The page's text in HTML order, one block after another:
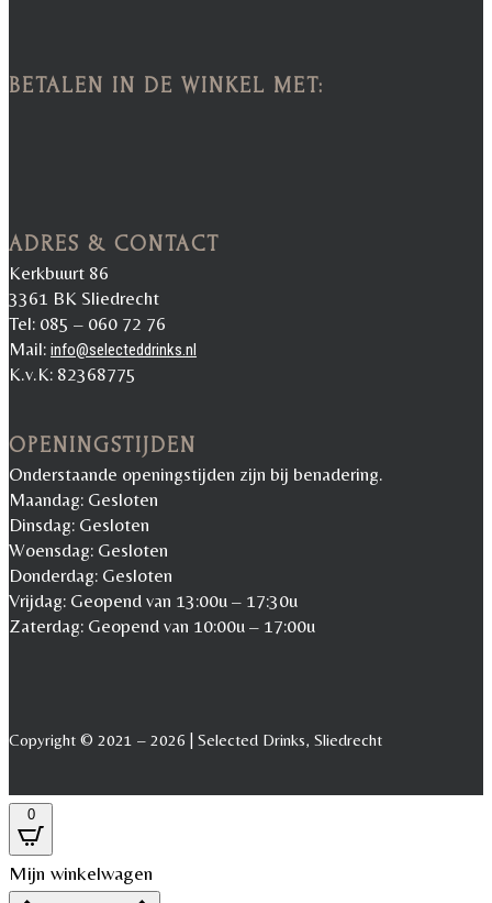
BETALEN IN DE WINKEL MET:
ADRES & CONTACT
Kerkbuurt 86
3361 BK Sliedrecht
Tel: 085 – 060 72 76
Mail: info@selecteddrinks.nl
K.v.K: 82368775
OPENINGSTIJDEN
Onderstaande openingstijden zijn bij benadering.
Maandag: Gesloten
Dinsdag: Gesloten
Woensdag: Gesloten
Donderdag: Gesloten
Vrijdag: Geopend van 13:00u – 17:30u
Zaterdag: Geopend van 10:00u – 17:00u
Copyright © 2021 – 2026 | Selected Drinks, Sliedrecht
0
Mijn winkelwagen